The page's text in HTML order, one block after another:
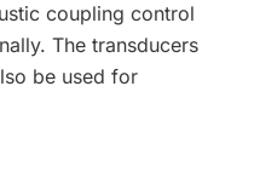
coupling control
The transducers
be used for